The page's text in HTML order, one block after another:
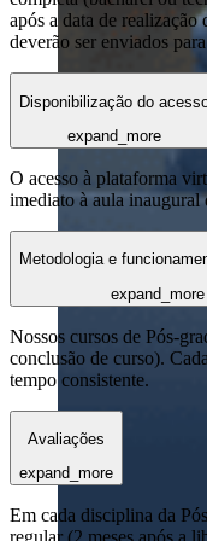
após a data de
deverão ser enviados
Disponibilização do
expand_more
O acesso à plataforma
imediato à aula inaugural
Metodologia e
expand_more
Nossos cursos de Pós-
conclusão de curso).
tempo consistente.
Avaliações
expand_more
Em cada disciplina da